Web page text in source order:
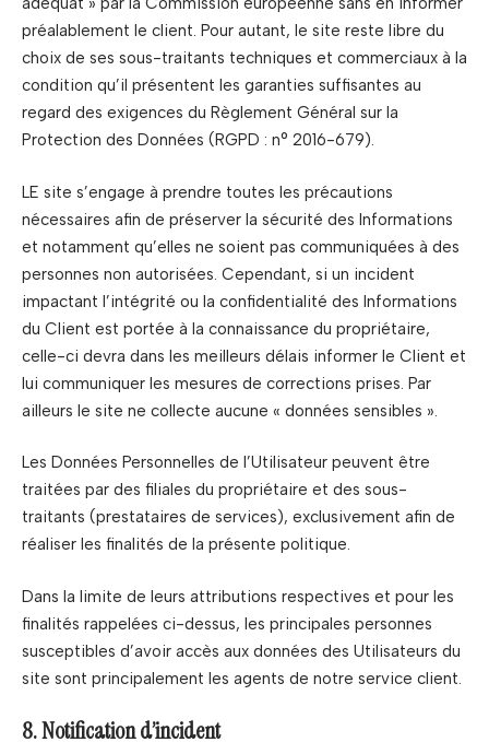
préalablement le client. Pour autant, le site reste libre du
choix de ses sous-traitants techniques et commerciaux à la
condition qu’il présentent les garanties suffisantes au
regard des exigences du Règlement Général sur la
Protection des Données (RGPD : n° 2016-679).
LE site s’engage à prendre toutes les précautions
nécessaires afin de préserver la sécurité des Informations
et notamment qu’elles ne soient pas communiquées à des
personnes non autorisées. Cependant, si un incident
impactant l’intégrité ou la confidentialité des Informations
du Client est portée à la connaissance du propriétaire,
celle-ci devra dans les meilleurs délais informer le Client et
lui communiquer les mesures de corrections prises. Par
ailleurs le site ne collecte aucune « données sensibles ».
Les Données Personnelles de l’Utilisateur peuvent être
traitées par des filiales du propriétaire et des sous-
traitants (prestataires de services), exclusivement afin de
réaliser les finalités de la présente politique.
Dans la limite de leurs attributions respectives et pour les
finalités rappelées ci-dessus, les principales personnes
susceptibles d’avoir accès aux données des Utilisateurs du
site sont principalement les agents de notre service client.
8. Notification d’incident